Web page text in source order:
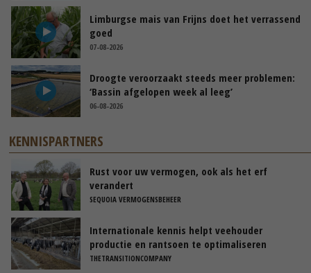
Limburgse mais van Frijns doet het verrassend
goed
07-08-2026
Droogte veroorzaakt steeds meer problemen:
‘Bassin afgelopen week al leeg’
06-08-2026
KENNISPARTNERS
Rust voor uw vermogen, ook als het erf
verandert
SEQUOIA VERMOGENSBEHEER
Internationale kennis helpt veehouder
productie en rantsoen te optimaliseren
THETRANSITIONCOMPANY